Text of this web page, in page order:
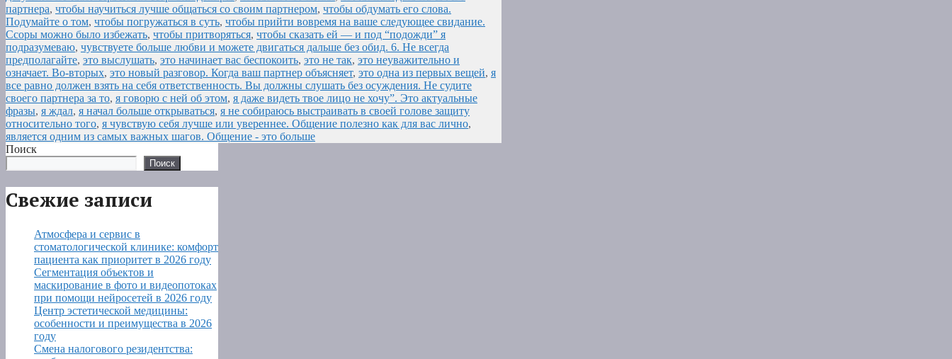
партнера, чтобы научиться лучше общаться со своим партнером, чтобы обдумать его слова.
Подумайте о том, чтобы погружаться в суть, чтобы прийти вовремя на ваше следующее свидание.
Ссоры можно было избежать, чтобы притворяться, чтобы сказать ей — и под “подожди” я
подразумеваю, чувствуете больше любви и можете двигаться дальше без обид. 6. Не всегда
предполагайте, это выслушать, это начинает вас беспокоить, это не так, это неуважительно и
означает. Во-вторых, это новый разговор. Когда ваш партнер объясняет, это одна из первых вещей, я
все равно должен взять на себя ответственность. Вы должны слушать без осуждения. Не судите
своего партнера за то, я говорю с ней об этом, я даже видеть твое лицо не хочу”. Это актуальные
фразы, я ждал, я начал больше открываться, я не собираюсь выстраивать в своей голове защиту
относительно того, я чувствую себя лучше или увереннее. Общение полезно как для вас лично,
является одним из самых важных шагов. Общение - это больше
Поиск
Поиск
Свежие записи
Атмосфера и сервис в
стоматологической клинике: комфорт
пациента как приоритет в 2026 году
Сегментация объектов и
маскирование в фото и видеопотоках
при помощи нейросетей в 2026 году
Центр эстетической медицины:
особенности и преимущества в 2026
году
Смена налогового резидентства: